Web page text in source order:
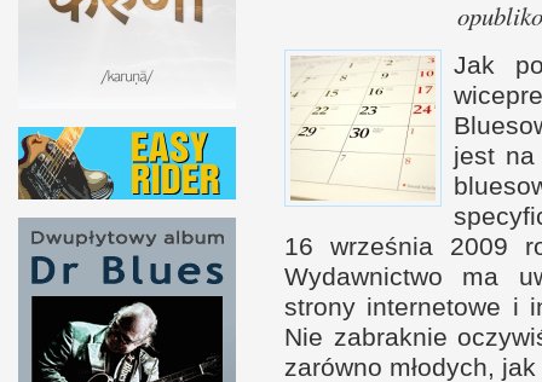
Jak
jest na
16 września 2009
Wydawnictwo ma
strony internetowe i i
Nie zabraknie
zarówno młodych, jak